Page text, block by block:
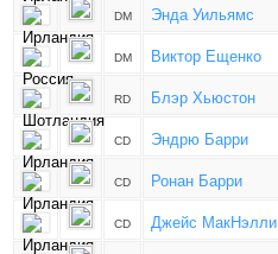
DM Энда Уильямс
DM Виктор Ещенко
RD Блэр Хьюстон
CD Эндрю Барри
CD Ронан Барри
CD Джейс МакНэлли